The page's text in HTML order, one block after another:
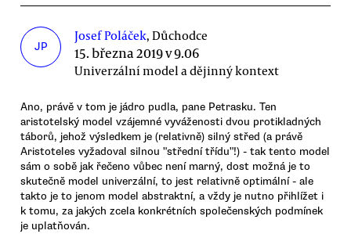
JP
Josef Poláček, Důchodce
15. března 2019 v 9.06
Univerzální model a dějinný kontext
Ano, právě v tom je jádro pudla, pane Petrasku. Ten
aristotelský model vzájemné vyváženosti dvou protikladných
táborů, jehož výsledkem je (relativně) silný střed (a právě
Aristoteles vyžadoval silnou "střední třídu"!) - tak tento model
sám o sobě jak řečeno vůbec není marný, dost možná je to
skutečně model univerzální, to jest relativně optimální - ale
takto je to jenom model abstraktní, a vždy je nutno přihlížet i
k tomu, za jakých zcela konkrétních společenských podmínek
je uplatňován.